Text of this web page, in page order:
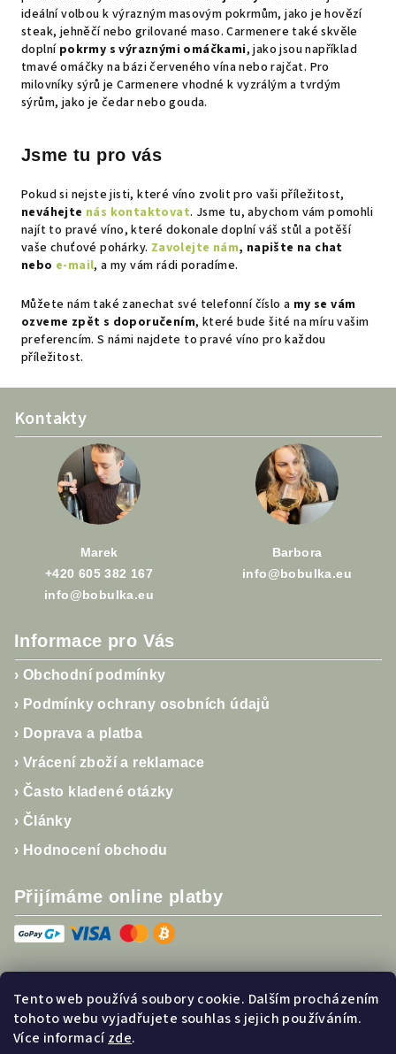
Tento web používá soubory cookie. Dalším procházením
tohoto webu vyjadřujete souhlas s jejich používáním.
Více informacízde.
ideální volbou k výrazným masovým pokrmům, jako je hovězí
steak, jehněčí nebo grilované maso. Carmenere také skvěle
doplní pokrmy s výraznými omáčkami, jako jsou například
tmavé omáčky na bázi červeného vína nebo rajčat. Pro
milovníky sýrů je Carmenere vhodné k vyzrálým a tvrdým
sýrům, jako je čedar nebo gouda.
Jsme tu pro vás
Pokud si nejste jisti, které víno zvolit pro vaši příležitost,
neváhejte nás kontaktovat. Jsme tu, abychom vám pomohli
najít to pravé víno, které dokonale doplní váš stůl a potěší
vaše chuťové pohárky. Zavolejte nám, napište na chat
nebo e-mail, a my vám rádi poradíme.
Můžete nám také zanechat své telefonní číslo a my se vám
ozveme zpět s doporučením, které bude šité na míru vašim
preferencím. S námi najdete to pravé víno pro každou
příležitost.
Kontakty
Marek
+420 605 382 167
info@bobulka.eu
Barbora
info@bobulka.eu
Informace pro Vás
› Obchodní podmínky
› Podmínky ochrany osobních údajů
› Doprava a platba
› Vrácení zboží a reklamace
› Často kladené otázky
› Články
› Hodnocení obchodu
Přijímáme online platby
Sledujte nás